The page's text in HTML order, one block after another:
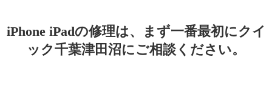
iPhone iPadの修理は、まず一番最初にクイ
ック千葉津田沼にご相談ください。